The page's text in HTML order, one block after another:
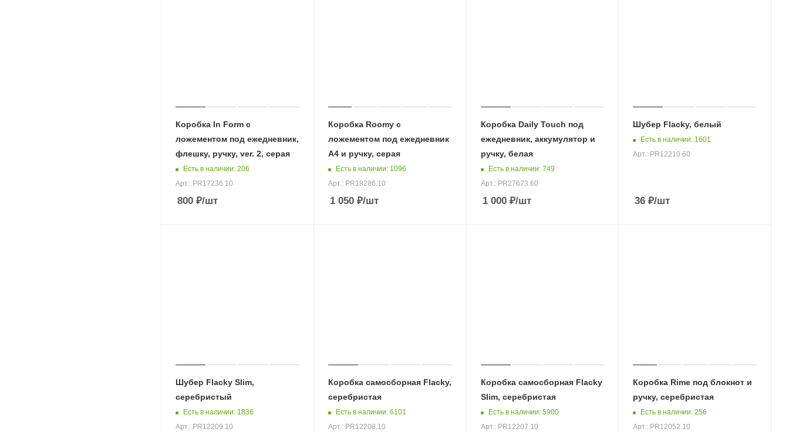
Коробка In Form с
ложементом под ежедневник,
флешку, ручку, ver. 2, серая
Есть в наличии: 206
Арт.: PR17236.10
800 ₽/шт
Коробка Roomy с
ложементом под ежедневник
А4 и ручку, серая
Есть в наличии: 1096
Арт.: PR18286.10
1 050₽/шт
Коробка Daily Touch под
ежедневник, аккумулятор и
ручку, белая
Есть в наличии: 749
Арт.: PR27673.60
1 000₽/шт
Шубер Flacky, белый
Есть в наличии: 1601
Арт.: PR12210.60
36 ₽/шт
Шубер Flacky Slim,
серебристый
Есть в наличии: 1836
Арт.: PR12209.10
Коробка самосборная Flacky,
серебристая
Есть в наличии: 6101
Арт.: PR12208.10
Коробка самосборная Flacky
Slim, серебристая
Есть в наличии: 5900
Арт.: PR12207.10
Коробка Rime под блокнот и
ручку, серебристая
Есть в наличии: 256
Арт.: PR12052.10